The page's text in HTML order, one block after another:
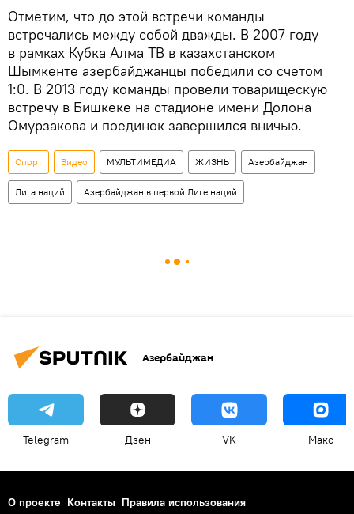
Отметим, что до этой встречи команды
встречались между собой дважды. В 2007 году
в рамках Кубка Алма ТВ в казахстанском
Шымкенте азербайджанцы победили со счетом
1:0. В 2013 году команды провели товарищескую
встречу в Бишкеке на стадионе имени Долона
Омурзакова и поединок завершился вничью.
Спорт Видео МУЛЬТИМЕДИА ЖИЗНЬ Азербайджан
Лига наций Азербайджан в первой Лиге наций
Азербайджан
Telegram Дзен VK Макс
О проекте Контакты Правила использования